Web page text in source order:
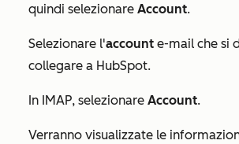
quindi selezionare Account.
Selezionare l'account e-mail che si
collegare a HubSpot.
In IMAP, selezionare Account.
Verranno visualizzate le